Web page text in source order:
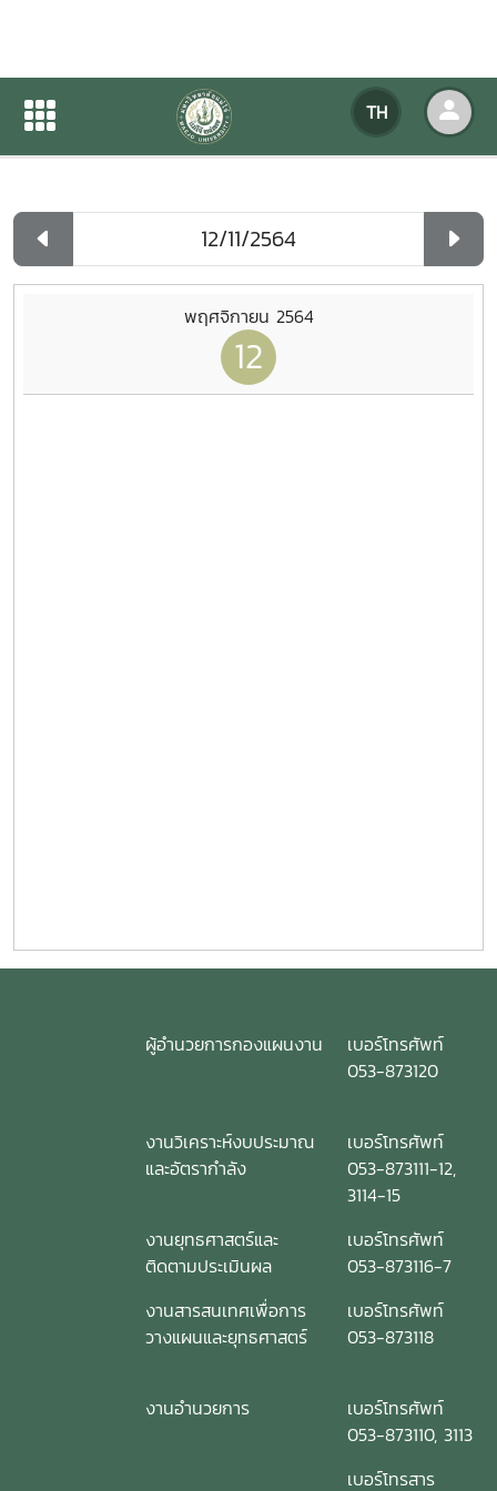
TH
ปฏิทินกิจกรรมของหน่วยงาน
ปฏิทินกิจกรรมของหน่วยงาน
พฤศจิกายน 2564
12
ผู้อำนวยการกองแผนงาน
เบอร์โทรศัพท์
053-873120
งานวิเคราะห์งบประมาณ
และอัตรากำลัง
เบอร์โทรศัพท์
053-873111-12,
3114-15
งานยุทธศาสตร์และ
ติดตามประเมินผล
เบอร์โทรศัพท์
053-873116-7
งานสารสนเทศเพื่อการ
วางแผนและยุทธศาสตร์
เบอร์โทรศัพท์
053-873118
งานอำนวยการ
เบอร์โทรศัพท์
053-873110, 3113
เบอร์โทรสาร